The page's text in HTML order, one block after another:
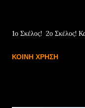
1ο Σκέλος! 2ο Σκέλος!
ΚΟΙΝΉ ΧΡΉΣΗ